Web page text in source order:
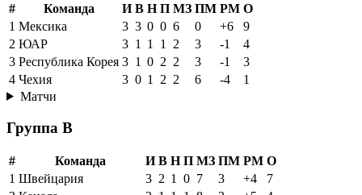
# Команда И В Н П МЗ ПМ РМ О
1 Мексика 3 3 0 0 6 0 +6
9
2 ЮАР 3 1 1 1 2 3 -1
4
3 Республика Корея 3 1 0 2 2 3 -1
3
4 Чехия 3 0 1 2 2 6 -4
1
Матчи
Группа B
# Команда И В Н П МЗ ПМ РМ О
1 Швейцария 3 2 1 0 7 3 +4
7